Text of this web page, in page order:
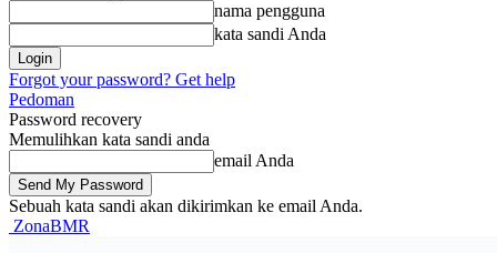
nama pengguna
kata sandi Anda
Forgot your password? Get help
Pedoman
Password recovery
Memulihkan kata sandi anda
email Anda
Sebuah kata sandi akan dikirimkan ke email Anda.
ZonaBMR